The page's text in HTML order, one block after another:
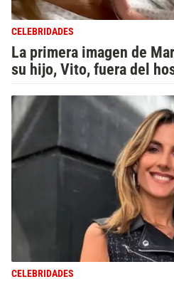
CELEBRIDADES
La primera imagen de
su hijo, Vito, fuera del
CELEBRIDADES